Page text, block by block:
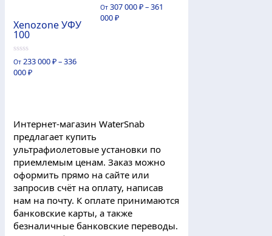
Xenozone УФУ
100
0
из
5
От 233 000₽–336
000₽
0
из
5
От 307 000₽–361
000₽
Интернет-магазин WaterSnab
предлагает купить
ультрафиолетовые установки по
приемлемым ценам. Заказ можно
оформить прямо на сайте или
запросив счёт на оплату, написав
нам на почту. К оплате принимаются
банковские карты, а также
безналичные банковские переводы.